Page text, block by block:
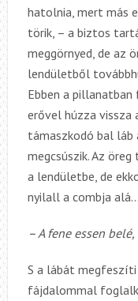
hatolnia, mert más
törik, – a biztos
meggörnyed, de az
lendületből
Ebben a
erővel húzza vissza
támaszkodó bal láb
megcsúszik. Az
a lendületbe, de
nyilall a combja alá…
– A fene essen
S a lábát
fájdalommal